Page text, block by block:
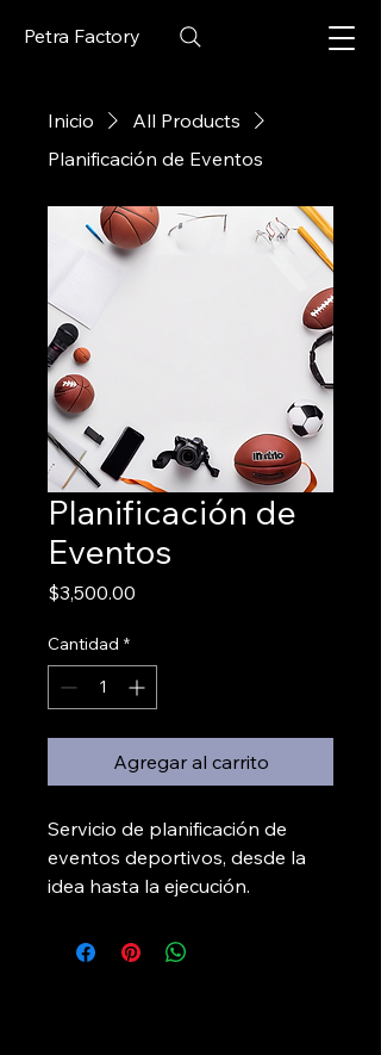
Petra Factory
Inicio
All Products
Planificación de Eventos
Planificación de
Eventos
$3,500.00
Cantidad *
Agregar al carrito
Servicio de planificación de
eventos deportivos, desde la
idea hasta la ejecución.